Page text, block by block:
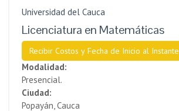
Universidad del Cauca
Licenciatura en Matemáticas
Recibir Costos y Fecha de Inicio al Instante
Modalidad:
Presencial.
Ciudad:
Popayán, Cauca